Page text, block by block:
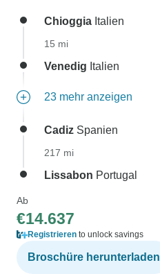
Chioggia Italien
15 mi
Venedig Italien
23 mehr anzeigen
Cadiz Spanien
217 mi
Lissabon Portugal
Ab
€14.637
Registrieren to unlock savings
Broschüre herunterladen